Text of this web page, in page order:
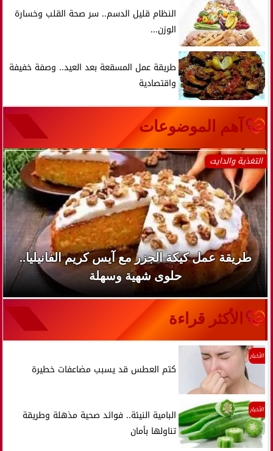
النظام قليل الدسم.. سر صحة القلب وخسارة
الوزن...
طريقة عمل المسقعة بعد العيد.. وصفة خفيفة
واقتصادية
آهم الموضوعات
التغذية والدايت
طريقة عمل كيكة الجزر مع آيس كريم الفانيليا..
حلوى شهية وسهلة
الأكثر قراءة
الأخبار
كتم العطس قد يسبب مضاعفات خطيرة
الأخبار
البامية النيئة.. فوائد صحية مذهلة وطريقة
تناولها بأمان